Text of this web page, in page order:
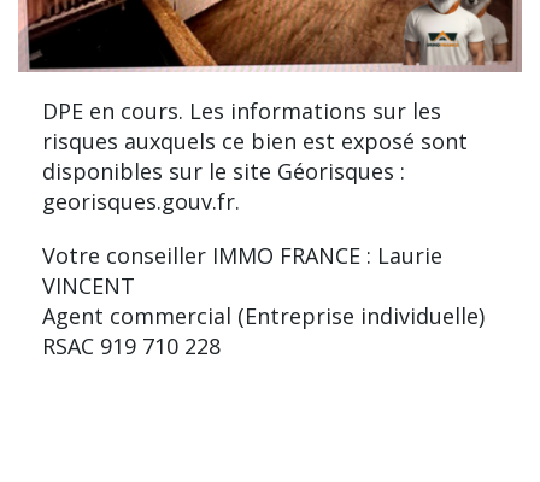
DPE en cours. Les informations sur les
risques auxquels ce bien est exposé sont
disponibles sur le site Géorisques :
georisques.gouv.fr.
Votre conseiller IMMO FRANCE : Laurie
VINCENT
Agent commercial (Entreprise individuelle)
RSAC 919 710 228